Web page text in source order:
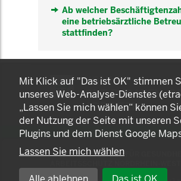
Ab welcher
eine betriebsärztliche
stattfinden?
KOMNET
GUT BERATEN.
ARBEITEN.
© 2025 LANDESAMT FÜR
Mit Klick auf "Das ist OK" stimmen
unseres Web-Analyse-Dienstes
„Lassen Sie mich wählen“ können
der Nutzung der Seite mit unseren
Plugins und dem Dienst Google
Lassen Sie mich wählen